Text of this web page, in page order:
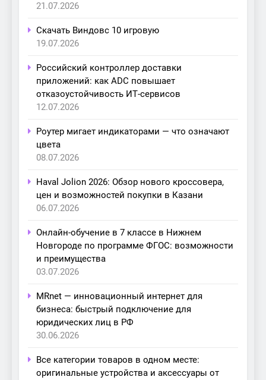
21.07.2026
Скачать Виндовс 10 игровую
19.07.2026
Российский контроллер доставки
приложений: как ADC повышает
отказоустойчивость ИТ-сервисов
12.07.2026
Роутер мигает индикаторами — что означают
цвета
08.07.2026
Haval Jolion 2026: Обзор нового кроссовера,
цен и возможностей покупки в Казани
06.07.2026
Онлайн-обучение в 7 классе в Нижнем
Новгороде по программе ФГОС: возможности
и преимущества
03.07.2026
MRnet — инновационный интернет для
бизнеса: быстрый подключение для
юридических лиц в РФ
30.06.2026
Все категории товаров в одном месте:
оригинальные устройства и аксессуары от